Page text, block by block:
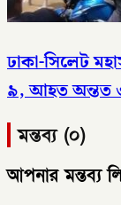
ঢাকা-সিলেট
৯, আহত অন্তত
মন্তব্য (০)
আপনার মন্তব্য